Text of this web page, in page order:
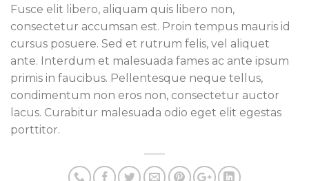
Fusce elit libero, aliquam quis libero non,
consectetur accumsan est. Proin tempus mauris id
cursus posuere. Sed et rutrum felis, vel aliquet
ante. Interdum et malesuada fames ac ante ipsum
primis in faucibus. Pellentesque neque tellus,
condimentum non eros non, consectetur auctor
lacus. Curabitur malesuada odio eget elit egestas
porttitor.